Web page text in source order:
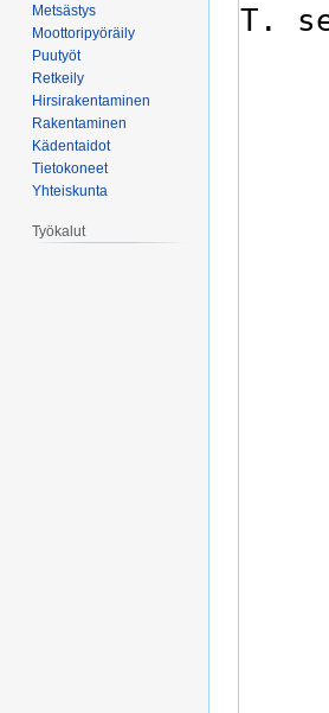
Metsästys
Moottoripyöräily
Puutyöt
Retkeily
Hirsirakentaminen
Rakentaminen
Kädentaidot
Tietokoneet
Yhteiskunta
Työkalut